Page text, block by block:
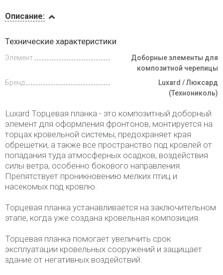
и оплата
Описание:
Технические характеристики
Элемент
Доборные элементы для
композитной черепицы
Бренд
Luxard / Люксард
(Технониколь)
Luxard Торцевая планка - это композитный доборный
элемент для оформления фронтонов, монтируется на
торцах кровельной системы, предохраняет края
обрешетки, а также все пространство под кровлей от
попадания туда атмосферных осадков, воздействия
силы ветра, особенно бокового направления.
Препятствует проникновению мелких птиц и
насекомых под кровлю.
Торцевая планка устанавливается на заключительном
этапе, когда уже создана кровельная композиция.
Торцевая планка помогает увеличить срок
эксплуатации кровельных сооружений и защищает
здание от негативных воздействий.